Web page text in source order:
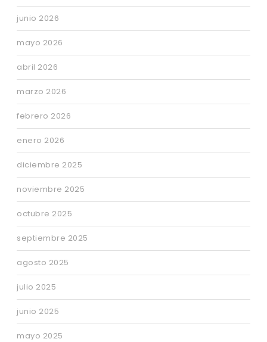
junio 2026
mayo 2026
abril 2026
marzo 2026
febrero 2026
enero 2026
diciembre 2025
noviembre 2025
octubre 2025
septiembre 2025
agosto 2025
julio 2025
junio 2025
mayo 2025